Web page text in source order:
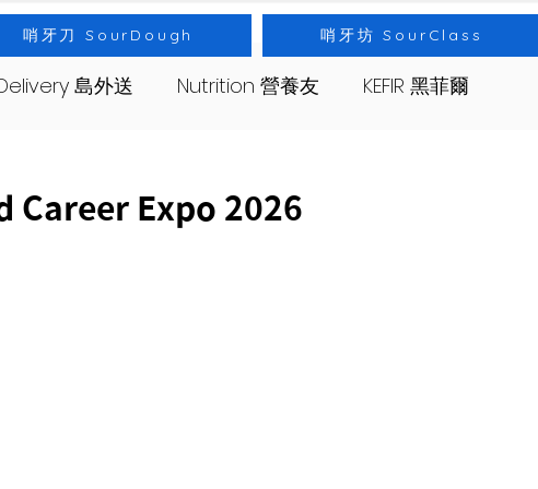
哨牙刀 SourDough 哨牙坊 SourClass
島外送 Nutrition 營養友 KEFIR 黑菲爾
Career Expo 2026